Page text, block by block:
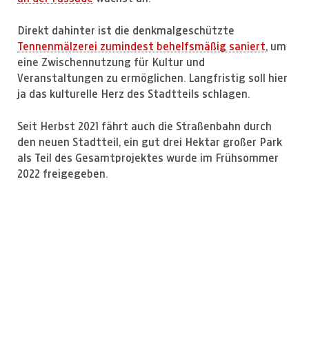
Direkt dahinter ist die denkmalgeschützte
Tennenmälzerei zumindest behelfsmäßig saniert, um
eine Zwischennutzung für Kultur und
Veranstaltungen zu ermöglichen. Langfristig soll hier
ja das kulturelle Herz des Stadtteils schlagen.
Seit Herbst 2021 fährt auch die Straßenbahn durch
den neuen Stadtteil, ein gut drei Hektar großer Park
als Teil des Gesamtprojektes wurde im Frühsommer
2022 freigegeben.